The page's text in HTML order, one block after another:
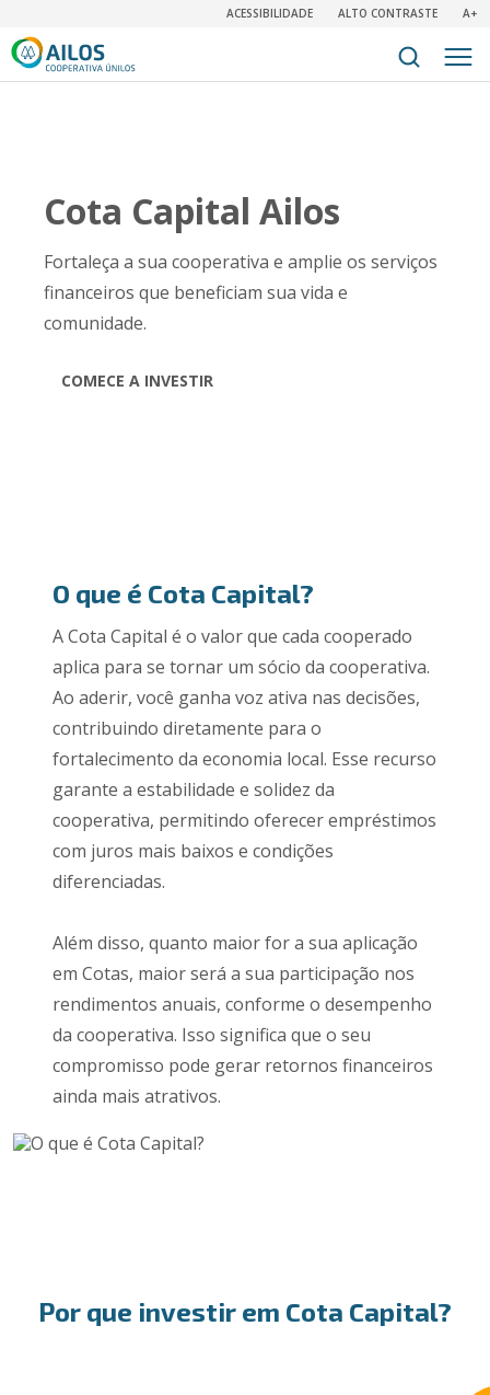
ACESSIBILIDADE ALTO CONTRASTE A+
Cota Capital Ailos
Fortaleça a sua cooperativa e amplie os serviços
financeiros que beneficiam sua vida e
comunidade.
COMECE A INVESTIR
O que é Cota Capital?
A Cota Capital é o valor que cada cooperado
aplica para se tornar um sócio da cooperativa.
Ao aderir, você ganha voz ativa nas decisões,
contribuindo diretamente para o
fortalecimento da economia local. Esse recurso
garante a estabilidade e solidez da
cooperativa, permitindo oferecer empréstimos
com juros mais baixos e condições
diferenciadas.
Além disso, quanto maior for a sua aplicação
em Cotas, maior será a sua participação nos
rendimentos anuais, conforme o desempenho
da cooperativa. Isso significa que o seu
compromisso pode gerar retornos financeiros
ainda mais atrativos.
Por que investir em Cota Capital?